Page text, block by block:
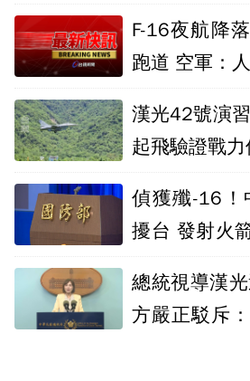
F-16夜航降
跑道 空軍：
漢光42號演
起飛驗證戰
偵獲殲-16
擾台 發射火
總統視導漢
方嚴正駁斥